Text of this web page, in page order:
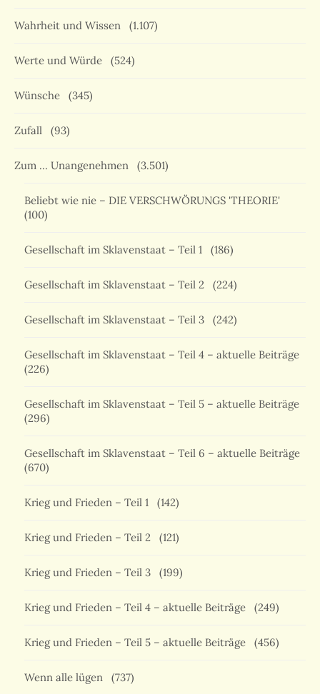
Wahrheit und Wissen (1.107)
Werte und Würde (524)
Wünsche (345)
Zufall (93)
Zum … Unangenehmen (3.501)
Beliebt wie nie – DIE VERSCHWÖRUNGS 'THEORIE'
(100)
Gesellschaft im Sklavenstaat – Teil 1 (186)
Gesellschaft im Sklavenstaat – Teil 2 (224)
Gesellschaft im Sklavenstaat – Teil 3 (242)
Gesellschaft im Sklavenstaat – Teil 4 – aktuelle Beiträge
(226)
Gesellschaft im Sklavenstaat – Teil 5 – aktuelle Beiträge
(296)
Gesellschaft im Sklavenstaat – Teil 6 – aktuelle Beiträge
(670)
Krieg und Frieden – Teil 1 (142)
Krieg und Frieden – Teil 2 (121)
Krieg und Frieden – Teil 3 (199)
Krieg und Frieden – Teil 4 – aktuelle Beiträge (249)
Krieg und Frieden – Teil 5 – aktuelle Beiträge (456)
Wenn alle lügen (737)